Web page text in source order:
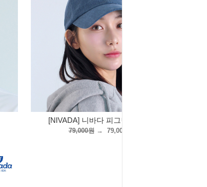
[NIVADA] 니바다 피그먼트 워싱
79,000원→ 79,000원